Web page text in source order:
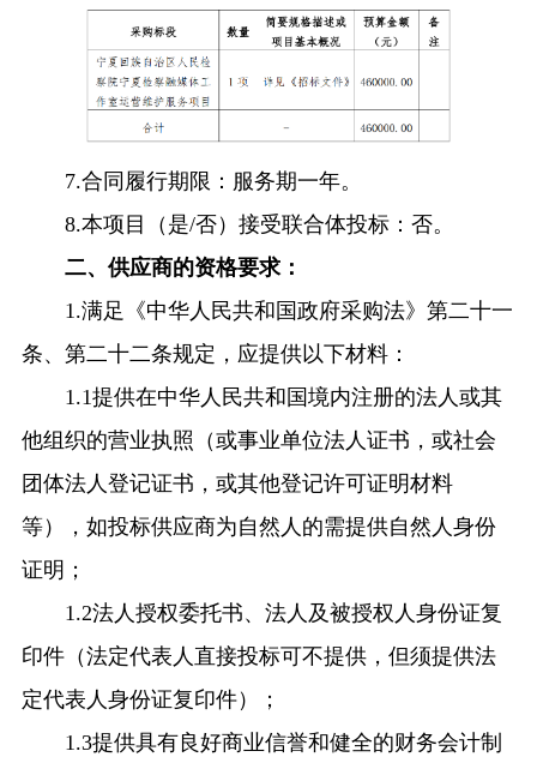
7.合同履行期限：服务期一年。
8.本项目（是/否）接受联合体投标：否。
二、供应商的资格要求：
1.满足《中华人民共和国政府采购法》第二十一
条、第二十二条规定，应提供以下材料：
1.1提供在中华人民共和国境内注册的法人或其
他组织的营业执照（或事业单位法人证书，或社会
团体法人登记证书，或其他登记许可证明材料
等），如投标供应商为自然人的需提供自然人身份
证明；
1.2法人授权委托书、法人及被授权人身份证复
印件（法定代表人直接投标可不提供，但须提供法
定代表人身份证复印件）；
1.3提供具有良好商业信誉和健全的财务会计制